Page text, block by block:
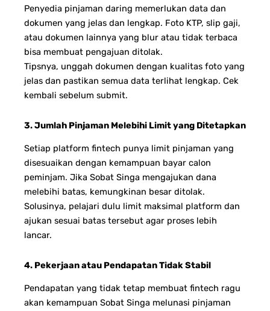
Penyedia pinjaman daring memerlukan data dan
dokumen yang jelas dan lengkap. Foto KTP, slip gaji,
atau dokumen lainnya yang blur atau tidak terbaca
bisa membuat pengajuan ditolak.
Tipsnya, unggah dokumen dengan kualitas foto yang
jelas dan pastikan semua data terlihat lengkap. Cek
kembali sebelum submit.
3. Jumlah Pinjaman Melebihi Limit yang Ditetapkan
Setiap platform fintech punya limit pinjaman yang
disesuaikan dengan kemampuan bayar calon
peminjam. Jika Sobat Singa mengajukan dana
melebihi batas, kemungkinan besar ditolak.
Solusinya, pelajari dulu limit maksimal platform dan
ajukan sesuai batas tersebut agar proses lebih
lancar.
4. Pekerjaan atau Pendapatan Tidak Stabil
Pendapatan yang tidak tetap membuat fintech ragu
akan kemampuan Sobat Singa melunasi pinjaman